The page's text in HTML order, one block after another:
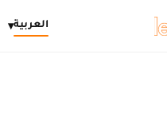
العربية▾